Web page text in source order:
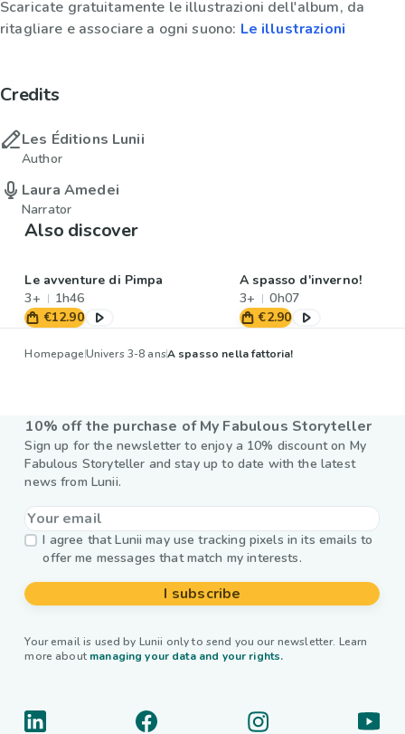
Scaricate gratuitamente le illustrazioni dell'album, da
ritagliare e associare a ogni suono: Le illustrazioni
Credits
Les Éditions Lunii
Author
Laura Amedei
Narrator
Also discover
Le avventure di Pimpa
3+
1h46
€12.90
A spasso d'inverno!
3+
0h07
€2.90
HomepageUnivers 3-8 ansA spasso nella fattoria!
10% off the purchase of My Fabulous Storyteller
Sign up for the newsletter to enjoy a 10% discount on My
Fabulous Storyteller and stay up to date with the latest
news from Lunii.
I agree that Lunii may use tracking pixels in its emails to
offer me messages that match my interests.
I subscribe
Your email is used by Lunii only to send you our newsletter. Learn
more about managing your data and your rights.